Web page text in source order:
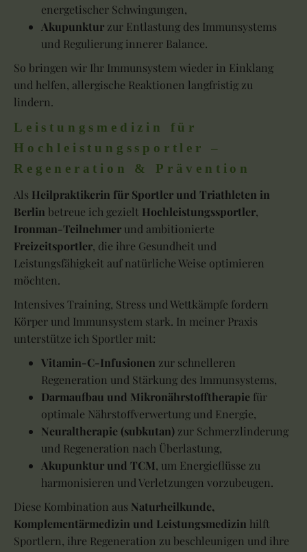
energetischer Schwingungen,
Akupunktur zur Entlastung des Immunsystems
und Regulierung innerer Balance.
So bringen wir Ihr Immunsystem wieder in Einklang
und helfen, allergische Reaktionen langfristig zu
lindern.
Leistungsmedizin für
Hochleistungssportler –
Regeneration & Prävention
Als Heilpraktikerin für Sportler und Triathleten in
Berlin betreue ich gezielt Hochleistungssportler,
Ironman-Teilnehmer und ambitionierte
Freizeitsportler, die ihre Gesundheit und
Leistungsfähigkeit auf natürliche Weise optimieren
möchten.
Intensives Training, Stress und Wettkämpfe fordern
Körper und Immunsystem stark. In meiner Praxis
unterstütze ich Sportler mit:
Vitamin-C-Infusionen zur schnelleren
Regeneration und Stärkung des Immunsystems,
Darmaufbau und Mikronährstofftherapie für
optimale Nährstoffverwertung und Energie,
Neuraltherapie (subkutan) zur Schmerzlinderung
und Regeneration nach Überlastung,
Akupunktur und TCM, um Energieflüsse zu
harmonisieren und Verletzungen vorzubeugen.
Diese Kombination aus Naturheilkunde,
Komplementärmedizin und Leistungsmedizin hilft
Sportlern, ihre Regeneration zu beschleunigen und ihre